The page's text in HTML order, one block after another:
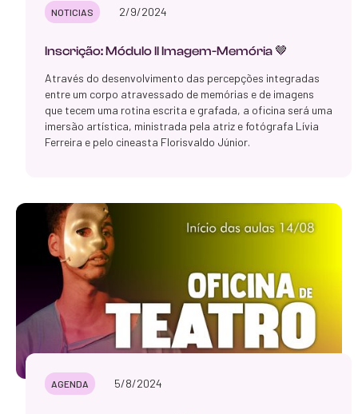
NOTICIAS 2/9/2024
Inscrição: Módulo II Imagem-Memória 🤎
Através do desenvolvimento das percepções integradas
entre um corpo atravessado de memórias e de imagens
que tecem uma rotina escrita e grafada, a oficina será uma
imersão artística, ministrada pela atriz e fotógrafa Lívia
Ferreira e pelo cineasta Florisvaldo Júnior.
AGENDA 5/8/2024